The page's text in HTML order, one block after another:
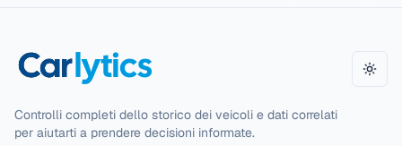
Controlli completi dello storico dei veicoli e dati correlati
per aiutarti a prendere decisioni informate.